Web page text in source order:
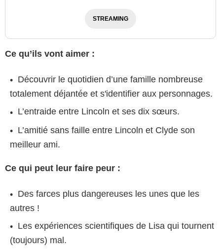
STREAMING
Ce qu’ils vont aimer :
Découvrir le quotidien d’une famille nombreuse
totalement déjantée et s'identifier aux personnages.
L’entraide entre Lincoln et ses dix sœurs.
L’amitié sans faille entre Lincoln et Clyde son
meilleur ami.
Ce qui peut leur faire peur :
Des farces plus dangereuses les unes que les
autres !
Les expériences scientifiques de Lisa qui tournent
(toujours) mal.